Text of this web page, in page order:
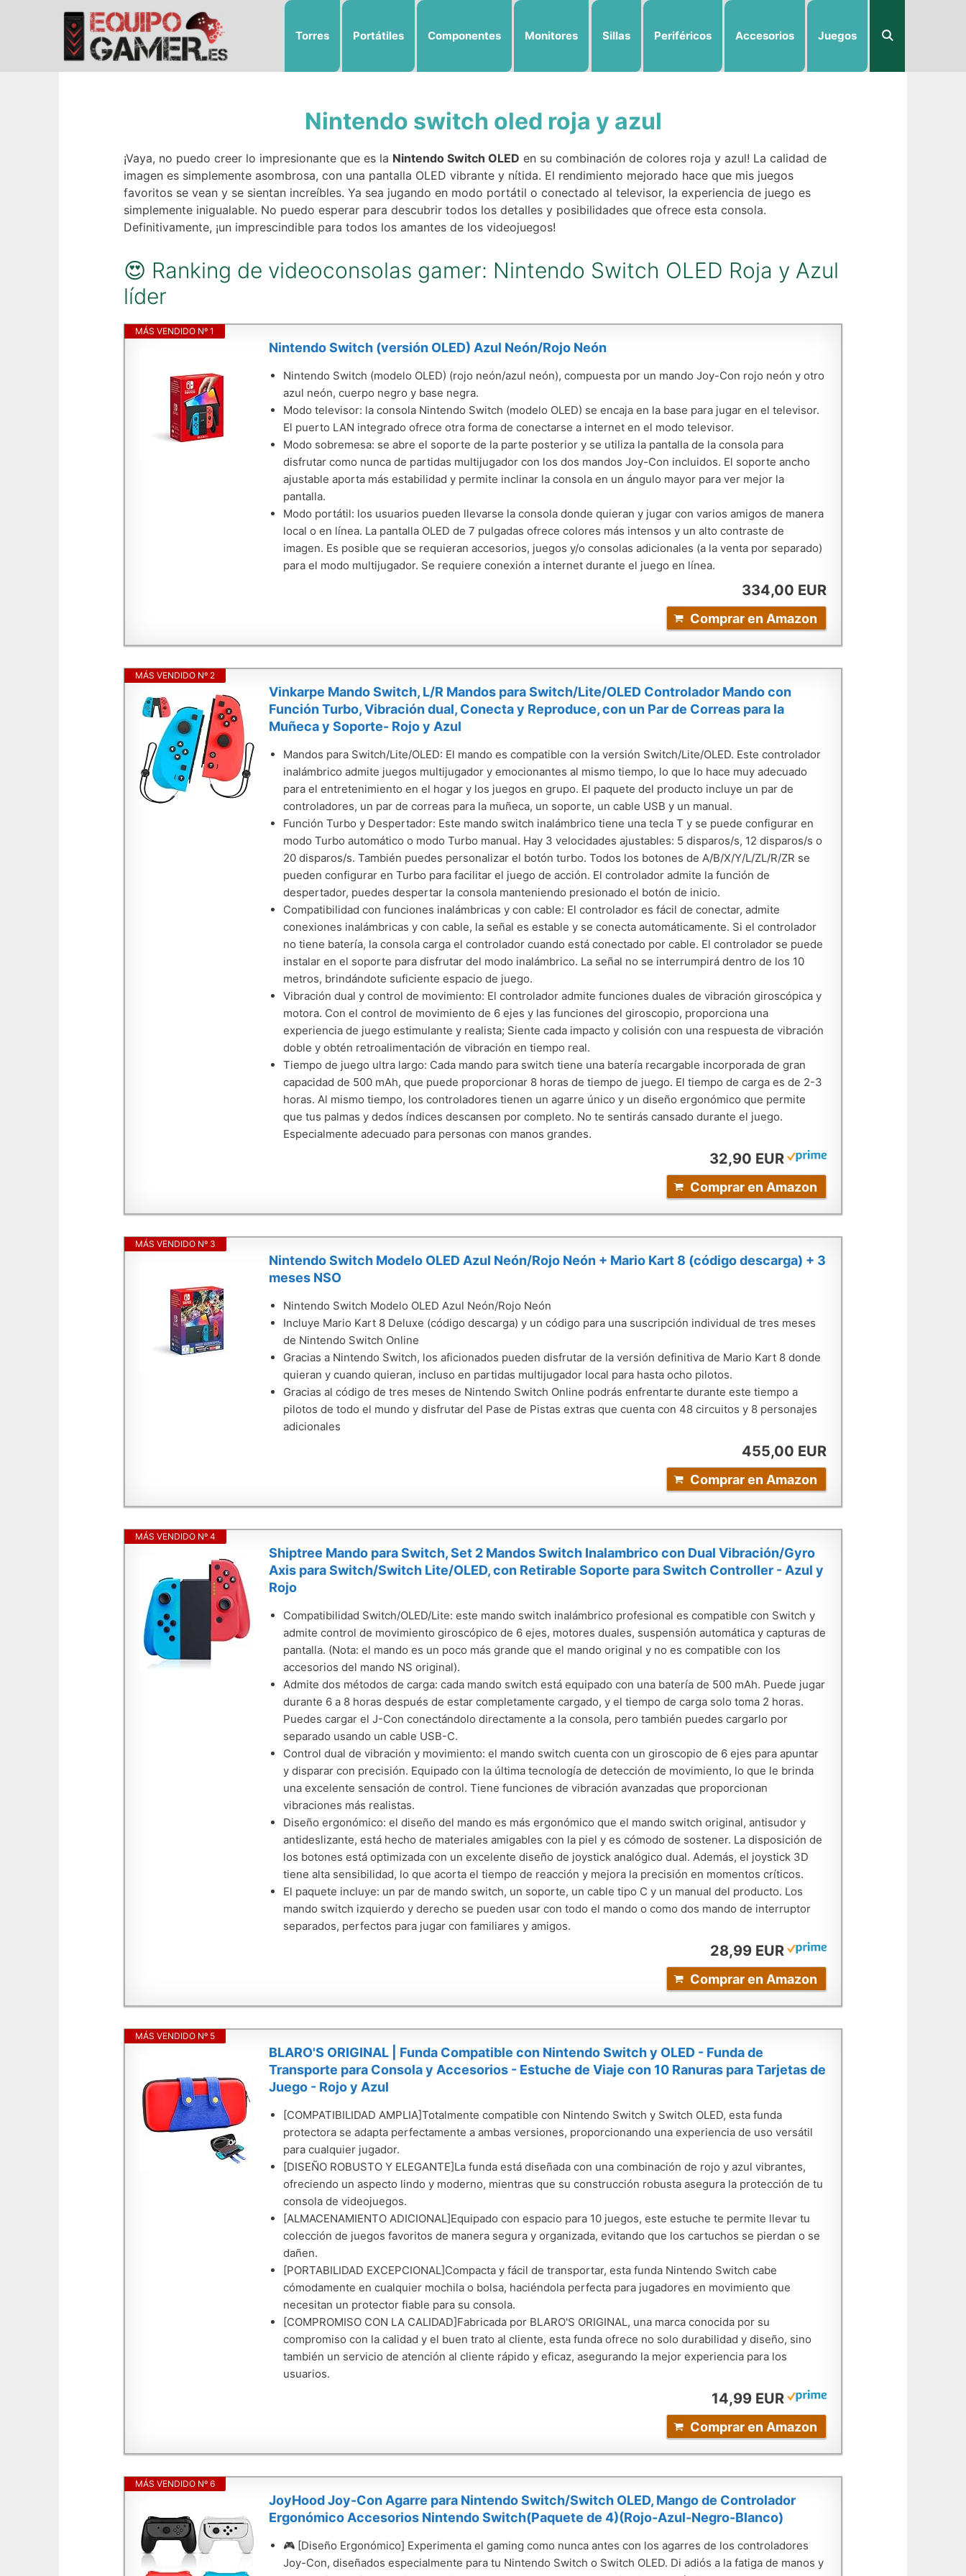
Torres Portátiles Componentes Monitores Sillas Periféricos Accesorios Juegos
Nintendo switch oled roja y azul
¡Vaya, no puedo creer lo impresionante que es la Nintendo Switch OLED en su combinación de colores roja y azul! La calidad de
imagen es simplemente asombrosa, con una pantalla OLED vibrante y nítida. El rendimiento mejorado hace que mis juegos
favoritos se vean y se sientan increíbles. Ya sea jugando en modo portátil o conectado al televisor, la experiencia de juego es
simplemente inigualable. No puedo esperar para descubrir todos los detalles y posibilidades que ofrece esta consola.
Definitivamente, ¡un imprescindible para todos los amantes de los videojuegos!
😍 Ranking de videoconsolas gamer: Nintendo Switch OLED Roja y Azul
líder
MÁS VENDIDO Nº 1
Nintendo Switch (versión OLED) Azul Neón/Rojo Neón
Nintendo Switch (modelo OLED) (rojo neón/azul neón), compuesta por un mando Joy-Con rojo neón y otro
azul neón, cuerpo negro y base negra.
Modo televisor: la consola Nintendo Switch (modelo OLED) se encaja en la base para jugar en el televisor.
El puerto LAN integrado ofrece otra forma de conectarse a internet en el modo televisor.
Modo sobremesa: se abre el soporte de la parte posterior y se utiliza la pantalla de la consola para
disfrutar como nunca de partidas multijugador con los dos mandos Joy-Con incluidos. El soporte ancho
ajustable aporta más estabilidad y permite inclinar la consola en un ángulo mayor para ver mejor la
pantalla.
Modo portátil: los usuarios pueden llevarse la consola donde quieran y jugar con varios amigos de manera
local o en línea. La pantalla OLED de 7 pulgadas ofrece colores más intensos y un alto contraste de
imagen. Es posible que se requieran accesorios, juegos y/o consolas adicionales (a la venta por separado)
para el modo multijugador. Se requiere conexión a internet durante el juego en línea.
334,00 EUR
Comprar en Amazon
MÁS VENDIDO Nº 2
Vinkarpe Mando Switch, L/R Mandos para Switch/Lite/OLED Controlador Mando con
Función Turbo, Vibración dual, Conecta y Reproduce, con un Par de Correas para la
Muñeca y Soporte- Rojo y Azul
Mandos para Switch/Lite/OLED: El mando es compatible con la versión Switch/Lite/OLED. Este controlador
inalámbrico admite juegos multijugador y emocionantes al mismo tiempo, lo que lo hace muy adecuado
para el entretenimiento en el hogar y los juegos en grupo. El paquete del producto incluye un par de
controladores, un par de correas para la muñeca, un soporte, un cable USB y un manual.
Función Turbo y Despertador: Este mando switch inalámbrico tiene una tecla T y se puede configurar en
modo Turbo automático o modo Turbo manual. Hay 3 velocidades ajustables: 5 disparos/s, 12 disparos/s o
20 disparos/s. También puedes personalizar el botón turbo. Todos los botones de A/B/X/Y/L/ZL/R/ZR se
pueden configurar en Turbo para facilitar el juego de acción. El controlador admite la función de
despertador, puedes despertar la consola manteniendo presionado el botón de inicio.
Compatibilidad con funciones inalámbricas y con cable: El controlador es fácil de conectar, admite
conexiones inalámbricas y con cable, la señal es estable y se conecta automáticamente. Si el controlador
no tiene batería, la consola carga el controlador cuando está conectado por cable. El controlador se puede
instalar en el soporte para disfrutar del modo inalámbrico. La señal no se interrumpirá dentro de los 10
metros, brindándote suficiente espacio de juego.
Vibración dual y control de movimiento: El controlador admite funciones duales de vibración giroscópica y
motora. Con el control de movimiento de 6 ejes y las funciones del giroscopio, proporciona una
experiencia de juego estimulante y realista; Siente cada impacto y colisión con una respuesta de vibración
doble y obtén retroalimentación de vibración en tiempo real.
Tiempo de juego ultra largo: Cada mando para switch tiene una batería recargable incorporada de gran
capacidad de 500 mAh, que puede proporcionar 8 horas de tiempo de juego. El tiempo de carga es de 2-3
horas. Al mismo tiempo, los controladores tienen un agarre único y un diseño ergonómico que permite
que tus palmas y dedos índices descansen por completo. No te sentirás cansado durante el juego.
Especialmente adecuado para personas con manos grandes.
32,90 EUR
Comprar en Amazon
MÁS VENDIDO Nº 3
Nintendo Switch Modelo OLED Azul Neón/Rojo Neón + Mario Kart 8 (código descarga) + 3
meses NSO
Nintendo Switch Modelo OLED Azul Neón/Rojo Neón
Incluye Mario Kart 8 Deluxe (código descarga) y un código para una suscripción individual de tres meses
de Nintendo Switch Online
Gracias a Nintendo Switch, los aficionados pueden disfrutar de la versión definitiva de Mario Kart 8 donde
quieran y cuando quieran, incluso en partidas multijugador local para hasta ocho pilotos.
Gracias al código de tres meses de Nintendo Switch Online podrás enfrentarte durante este tiempo a
pilotos de todo el mundo y disfrutar del Pase de Pistas extras que cuenta con 48 circuitos y 8 personajes
adicionales
455,00 EUR
Comprar en Amazon
MÁS VENDIDO Nº 4
Shiptree Mando para Switch, Set 2 Mandos Switch Inalambrico con Dual Vibración/Gyro
Axis para Switch/Switch Lite/OLED, con Retirable Soporte para Switch Controller - Azul y
Rojo
Compatibilidad Switch/OLED/Lite: este mando switch inalámbrico profesional es compatible con Switch y
admite control de movimiento giroscópico de 6 ejes, motores duales, suspensión automática y capturas de
pantalla. (Nota: el mando es un poco más grande que el mando original y no es compatible con los
accesorios del mando NS original).
Admite dos métodos de carga: cada mando switch está equipado con una batería de 500 mAh. Puede jugar
durante 6 a 8 horas después de estar completamente cargado, y el tiempo de carga solo toma 2 horas.
Puedes cargar el J-Con conectándolo directamente a la consola, pero también puedes cargarlo por
separado usando un cable USB-C.
Control dual de vibración y movimiento: el mando switch cuenta con un giroscopio de 6 ejes para apuntar
y disparar con precisión. Equipado con la última tecnología de detección de movimiento, lo que le brinda
una excelente sensación de control. Tiene funciones de vibración avanzadas que proporcionan
vibraciones más realistas.
Diseño ergonómico: el diseño del mando es más ergonómico que el mando switch original, antisudor y
antideslizante, está hecho de materiales amigables con la piel y es cómodo de sostener. La disposición de
los botones está optimizada con un excelente diseño de joystick analógico dual. Además, el joystick 3D
tiene alta sensibilidad, lo que acorta el tiempo de reacción y mejora la precisión en momentos críticos.
El paquete incluye: un par de mando switch, un soporte, un cable tipo C y un manual del producto. Los
mando switch izquierdo y derecho se pueden usar con todo el mando o como dos mando de interruptor
separados, perfectos para jugar con familiares y amigos.
28,99 EUR
Comprar en Amazon
MÁS VENDIDO Nº 5
BLARO'S ORIGINAL | Funda Compatible con Nintendo Switch y OLED - Funda de
Transporte para Consola y Accesorios - Estuche de Viaje con 10 Ranuras para Tarjetas de
Juego - Rojo y Azul
[COMPATIBILIDAD AMPLIA]Totalmente compatible con Nintendo Switch y Switch OLED, esta funda
protectora se adapta perfectamente a ambas versiones, proporcionando una experiencia de uso versátil
para cualquier jugador.
[DISEÑO ROBUSTO Y ELEGANTE]La funda está diseñada con una combinación de rojo y azul vibrantes,
ofreciendo un aspecto lindo y moderno, mientras que su construcción robusta asegura la protección de tu
consola de videojuegos.
[ALMACENAMIENTO ADICIONAL]Equipado con espacio para 10 juegos, este estuche te permite llevar tu
colección de juegos favoritos de manera segura y organizada, evitando que los cartuchos se pierdan o se
dañen.
[PORTABILIDAD EXCEPCIONAL]Compacta y fácil de transportar, esta funda Nintendo Switch cabe
cómodamente en cualquier mochila o bolsa, haciéndola perfecta para jugadores en movimiento que
necesitan un protector fiable para su consola.
[COMPROMISO CON LA CALIDAD]Fabricada por BLARO'S ORIGINAL, una marca conocida por su
compromiso con la calidad y el buen trato al cliente, esta funda ofrece no solo durabilidad y diseño, sino
también un servicio de atención al cliente rápido y eficaz, asegurando la mejor experiencia para los
usuarios.
14,99 EUR
Comprar en Amazon
MÁS VENDIDO Nº 6
JoyHood Joy-Con Agarre para Nintendo Switch/Switch OLED, Mango de Controlador
Ergonómico Accesorios Nintendo Switch(Paquete de 4)(Rojo-Azul-Negro-Blanco)
🎮 [Diseño Ergonómico] Experimenta el gaming como nunca antes con los agarres de los controladores
Joy-Con, diseñados especialmente para tu Nintendo Switch o Switch OLED. Di adiós a la fatiga de manos y